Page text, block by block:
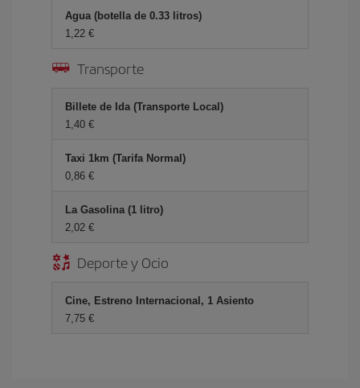
Agua (botella de 0.33 litros)
1,22 €
Transporte
Billete de Ida (Transporte Local)
1,40 €
Taxi 1km (Tarifa Normal)
0,86 €
La Gasolina (1 litro)
2,02 €
Deporte y Ocio
Cine, Estreno Internacional, 1 Asiento
7,75 €